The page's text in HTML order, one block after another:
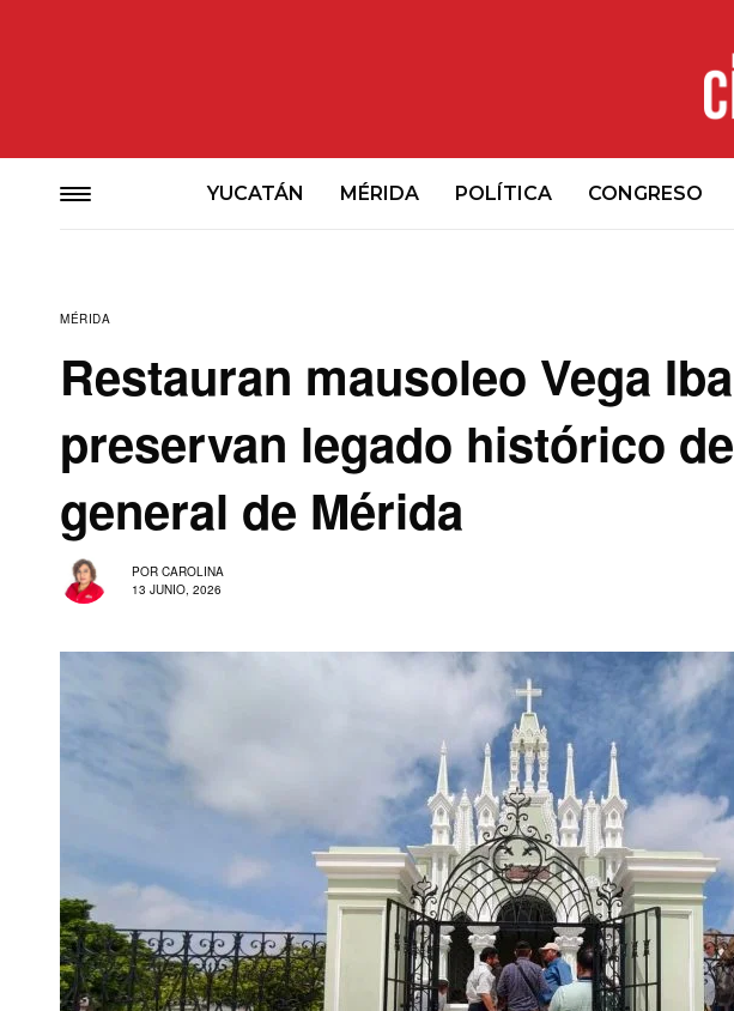
YUCATÁN MÉRIDA POLÍTICA CONGRESO
MÉRIDA
Restauran mausoleo Vega
preservan legado histórico
general de Mérida
POR CAROLINA
13 JUNIO, 2026